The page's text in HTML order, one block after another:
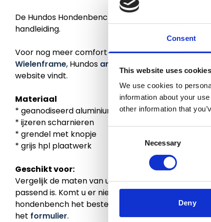
Consent
This website uses cookies
We use cookies to
information about your
other information that
Necessary
Deny
De Hundos Hondenbenches worden geleverd als
handleiding.
Voor nog meer comfort en/of gebruikersgemak
Wielenframe, Hundos antislip mat
website vindt.
Materiaal
* geanodiseerd aluminium
* ijzeren scharnieren
* grendel met knopje
* grijs hpl plaatwerk
Geschikt voor:
Vergelijk de maten van uw hond met de maten
passend is. Komt u er niet helemaal uit, maak
hondenbench het beste is voor uw hond. Toch
het formulier.